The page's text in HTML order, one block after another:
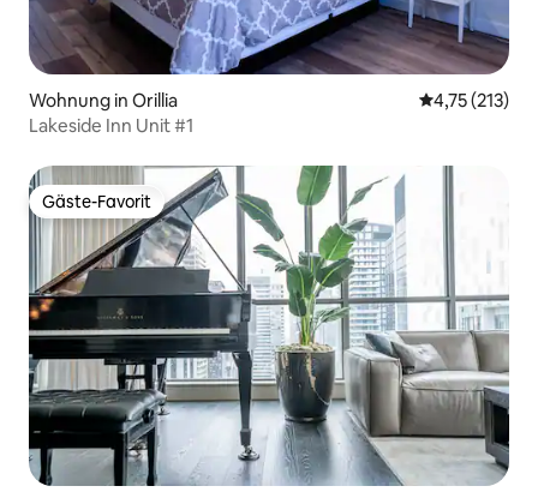
Wohnung in Orillia
4,75 (213)
Lakeside Inn Unit #1
Gäste-Favorit
Gäste-Favorit